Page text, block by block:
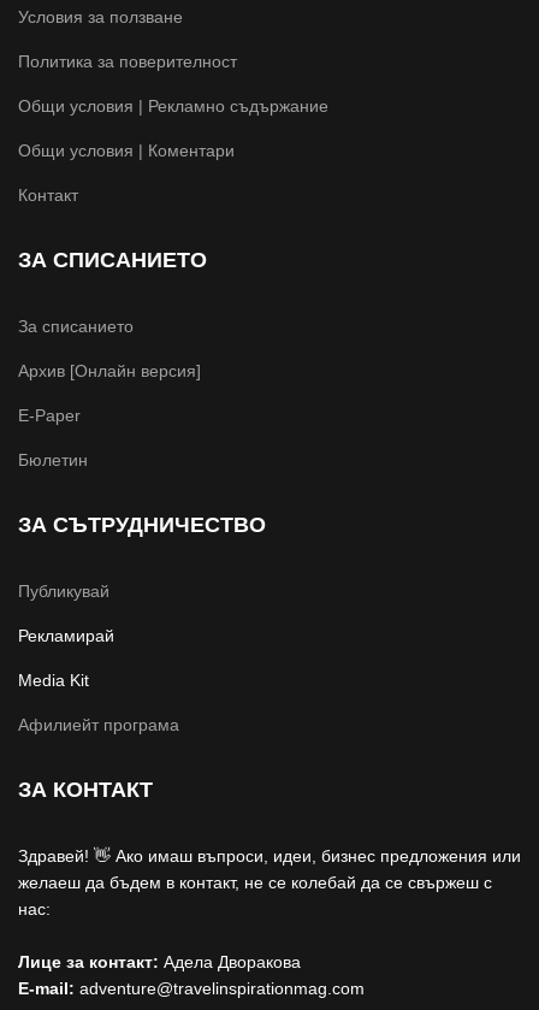
Условия за ползване
Политика за поверителност
Общи условия | Рекламно съдържание
Общи условия | Коментари
Контакт
ЗА СПИСАНИЕТО
За списанието
Архив [Онлайн версия]
E-Paper
Бюлетин
ЗА СЪТРУДНИЧЕСТВО
Публикувай
Рекламирай
Media Kit
Афилиейт програма
ЗА КОНТАКТ
Здравей! 👋 Ако имаш въпроси, идеи, бизнес предложения или
желаеш да бъдем в контакт, не се колебай да се свържеш с
нас:
Лице за контакт: Адела Дворакова
E-mail: adventure@travelinspirationmag.com